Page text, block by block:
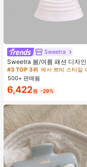
Sweetra
Sweetra 봄/여름 패션 디자인
트라이프 브라운 폴카 도트
스트랩 2 In 1 스위트 걸리시
맨틱 휴가 스타일 여성용 캐미
#3 TOP 3위
거의 매진!
#3 TOP 3위
거의 매진!
#3 TOP 3위
거의 매진!
#3 TOP 3위
500+ 판매됨
6,422원 -29%